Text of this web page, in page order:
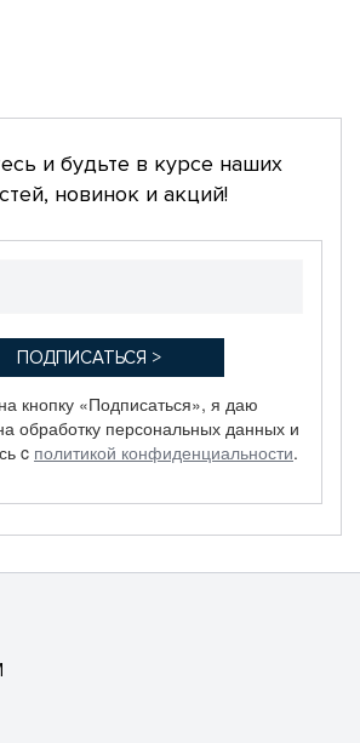
и будьте в курсе наших
новинок и акций!
кнопку «Подписаться», я даю
обработку персональных данных и
c политикой конфиденциальности.